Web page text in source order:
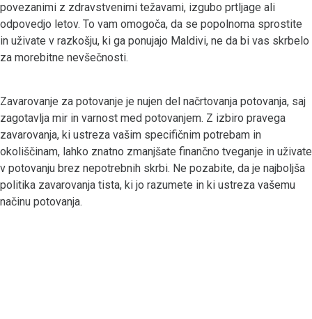
povezanimi z zdravstvenimi težavami, izgubo prtljage ali
odpovedjo letov. To vam omogoča, da se popolnoma sprostite
in uživate v razkošju, ki ga ponujajo Maldivi, ne da bi vas skrbelo
za morebitne nevšečnosti.
Zavarovanje za potovanje je nujen del načrtovanja potovanja, saj
zagotavlja mir in varnost med potovanjem. Z izbiro pravega
zavarovanja, ki ustreza vašim specifičnim potrebam in
okoliščinam, lahko znatno zmanjšate finančno tveganje in uživate
v potovanju brez nepotrebnih skrbi. Ne pozabite, da je najboljša
politika zavarovanja tista, ki jo razumete in ki ustreza vašemu
načinu potovanja.